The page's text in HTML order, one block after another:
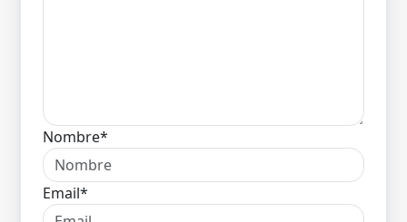
Nombre*
Email*